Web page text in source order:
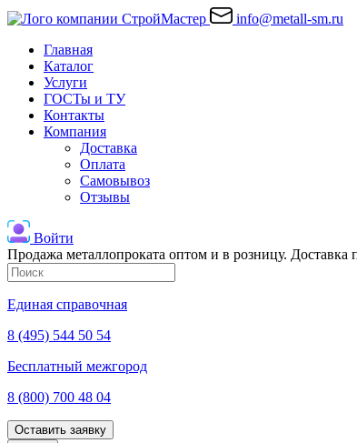
info@metall-sm.ru
Главная
Каталог
Услуги
ГОСТы и ТУ
Контакты
Компания
Доставка
Оплата
Самовывоз
Отзывы
Войти
Продажа металлопроката оптом и в розницу.
Единая справочная
8 (495) 544 50 54
Бесплатный межгород
8 (800) 700 48 04
Оставить заявку